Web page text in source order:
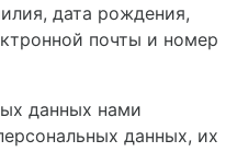
дата рождения,
почты и номер
данных нами
данных, их